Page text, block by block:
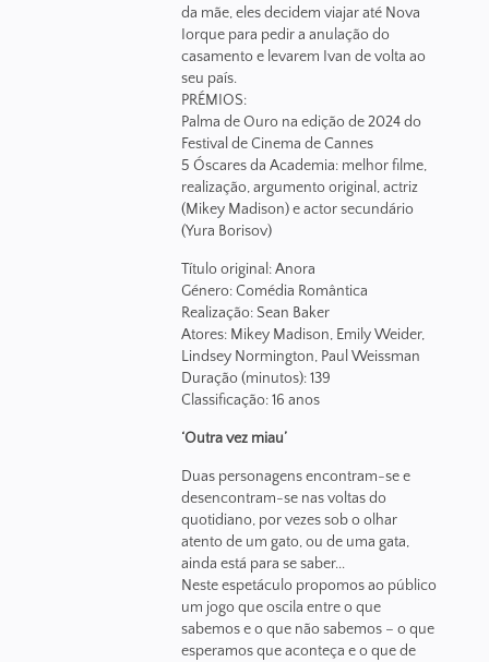
da mãe, eles decidem viajar até Nova
Iorque para pedir a anulação do
casamento e levarem Ivan de volta ao
seu país.
PRÉMIOS:
Palma de Ouro na edição de 2024 do
Festival de Cinema de Cannes
5 Óscares da Academia: melhor filme,
realização, argumento original, actriz
(Mikey Madison) e actor secundário
(Yura Borisov)
Título original: Anora
Género: Comédia Romântica
Realização: Sean Baker
Atores: Mikey Madison, Emily Weider,
Lindsey Normington, Paul Weissman
Duração (minutos): 139
Classificação: 16 anos
‘Outra vez miau’
Duas personagens encontram-se e
desencontram-se nas voltas do
quotidiano, por vezes sob o olhar
atento de um gato, ou de uma gata,
ainda está para se saber...
Neste espetáculo propomos ao público
um jogo que oscila entre o que
sabemos e o que não sabemos – o que
esperamos que aconteça e o que de